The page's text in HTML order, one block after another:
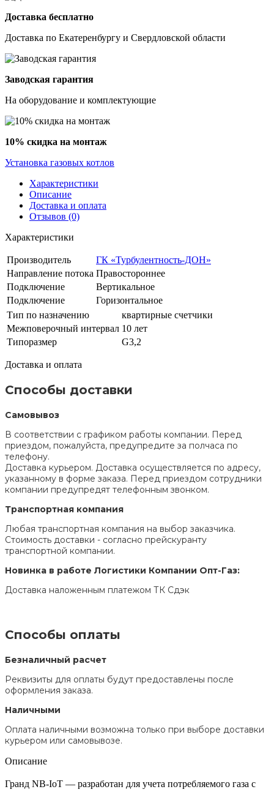
Доставка бесплатно
Доставка по Екатеренбургу и Свердловской области
Заводская гарантия
На оборудование и комплектующие
10% скидка на монтаж
Установка газовых котлов
Характеристики
Описание
Доставка и оплата
Отзывов (0)
Характеристики
Производитель
ГК «Турбулентность-ДОН»
Направление потока Правостороннее
Подключение
Вертикальное
Подключение
Горизонтальное
Тип по назначению
квартирные счетчики
Межповерочный интервал 10 лет
Типоразмер
G3,2
Доставка и оплата
Способы доставки
Самовывоз
В соответствии с графиком работы компании. Перед
приездом, пожалуйста, предупредите за полчаса по
телефону.
Доставка курьером. Доставка осуществляется по адресу,
указанному в форме заказа. Перед приездом сотрудники
компании предупредят телефонным звонком.
Транспортная компания
Любая транспортная компания на выбор заказчика.
Стоимость доставки - согласно прейскуранту
транспортной компании.
Новинка в работе Логистики Компании Опт-Газ:
Доставка наложенным платежом ТК Сдэк
Способы оплаты
Безналичный расчет
Реквизиты для оплаты будут предоставлены после
оформления заказа.
Наличными
Оплата наличными возможна только при выборе доставки
курьером или самовывозе.
Описание
Гранд NB-IoT — разработан для учета потребляемого газа с